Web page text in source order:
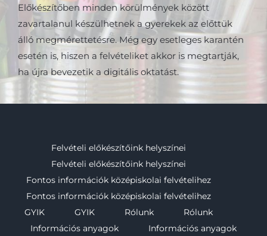
Előkészítőben minden körülmények között
zavartalanul készülhetnek a gyerekek az előttük
álló megmérettetésre. Még egy esetleges karantén
esetén is, hiszen a felvételiket akkor is megtartják,
ha újra bevezetik a digitális oktatást.
Felvételi előkészítőink helyszínei
Felvételi előkészítőink helyszínei
Fontos információk középiskolai felvételihez
Fontos információk középiskolai felvételihez
GYIK
GYIK Rólunk
Rólunk
Információs anyagok
Információs anyagok